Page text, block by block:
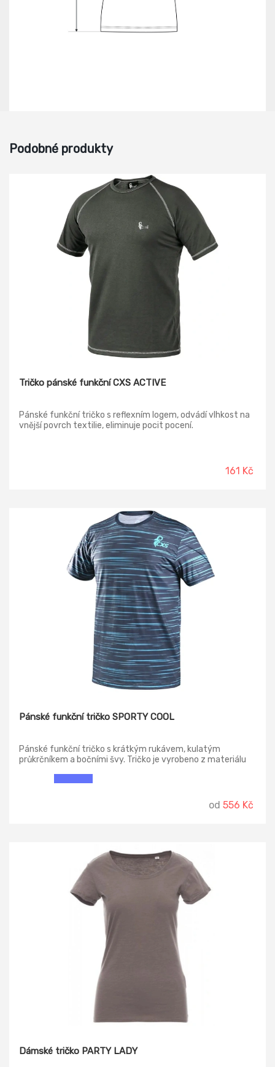
Podobné produkty
Tričko pánské funkční CXS ACTIVE
Pánské funkční tričko s reflexním logem, odvádí vlhkost na
vnější povrch textilie, eliminuje pocit pocení.
161 Kč
Pánské funkční tričko SPORTY COOL
Pánské funkční tričko s krátkým rukávem, kulatým
průkrčníkem a bočními švy. Tričko je vyrobeno z materiálu
úpravou Ultra Lava a ochranný UV faktor UPF 30 je
přínosem při venkovních aktivitách, kde je pokožka
od 556 Kč
Dámské tričko PARTY LADY